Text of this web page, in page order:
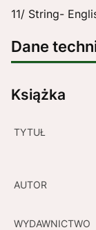
11/ String-
Dane
Książka
TYTUŁ
AUTOR
WYDAWNICTWO